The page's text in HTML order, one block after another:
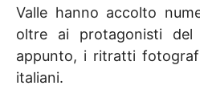
Valle hanno accolto
oltre ai protagonisti del
appunto, i ritratti
italiani.